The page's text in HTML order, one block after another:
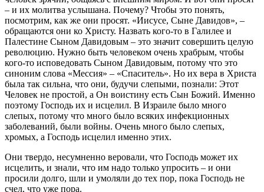
– и их молитва услышана. Почему? Чтобы это понять,
посмотрим, как же они просят. «Иисусе, Сыне Давидов», –
обращаются они ко Христу. Назвать кого-то в Галилее и
Палестине Сыном Давидовым – это значит совершить целую
революцию. Нужно быть человеком очень храбрым, чтобы
кого-то исповедовать Сыном Давидовым, потому что это
синоним слова «Мессия» – «Спаситель». Но их вера в Христа
была так сильна, что они, будучи слепыми, познали: Этот
Человек не простой, а Он воистину есть Сын Божий. Именно
поэтому Господь их и исцелил. В Израиле было много
слепых, потому что много было всяких инфекционных
заболеваний, были войны. Очень много было слепых,
хромых, а Господь исцелил именно этих.
Они твердо, несумненно веровали, что Господь может их
исцелить, и знали, что им надо только упросить – и они
просили долго, шли и умоляли до тех пор, пока Господь не
счел, что уже пора.